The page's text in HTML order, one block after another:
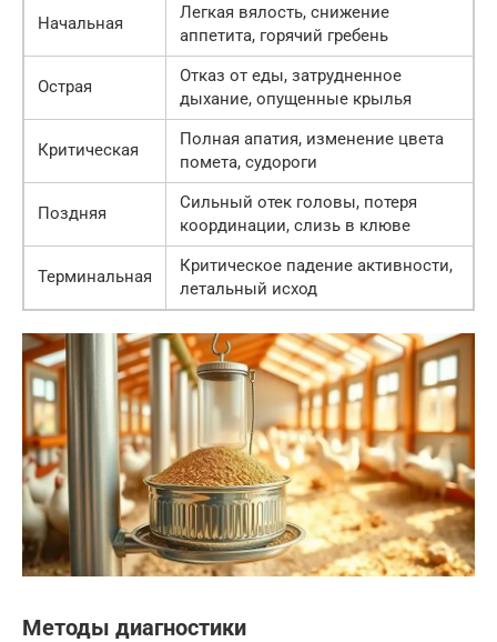
Начальная
Легкая вялость, снижение
аппетита, горячий гребень
Острая
Отказ от еды, затрудненное
дыхание, опущенные крылья
Критическая
Полная апатия, изменение цвета
помета, судороги
Поздняя
Сильный отек головы, потеря
координации, слизь в клюве
Терминальная
Критическое падение активности,
летальный исход
Методы диагностики